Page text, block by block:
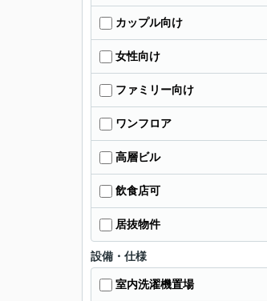
カップル向け
女性向け
ファミリー向け
ワンフロア
高層ビル
飲食店可
居抜物件
設備・仕様
室内洗濯機置場